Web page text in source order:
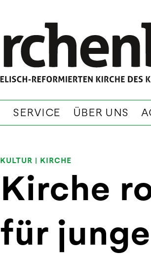
SERVICE ÜBER UNS
KULTUR KIRCHE
Kirche
für